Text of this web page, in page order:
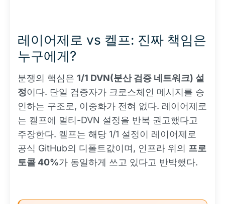
레이어제로 vs 켈프: 진짜 책임은
누구에게?
분쟁의 핵심은 1/1 DVN(분산 검증 네트워크) 설
정이다. 단일 검증자가 크로스체인 메시지를 승
인하는 구조로, 이중화가 전혀 없다. 레이어제로
는 켈프에 멀티-DVN 설정을 반복 권고했다고
주장한다. 켈프는 해당 1/1 설정이 레이어제로
공식 GitHub의 디폴트값이며, 인프라 위의 프로
토콜 40%가 동일하게 쓰고 있다고 반박했다.